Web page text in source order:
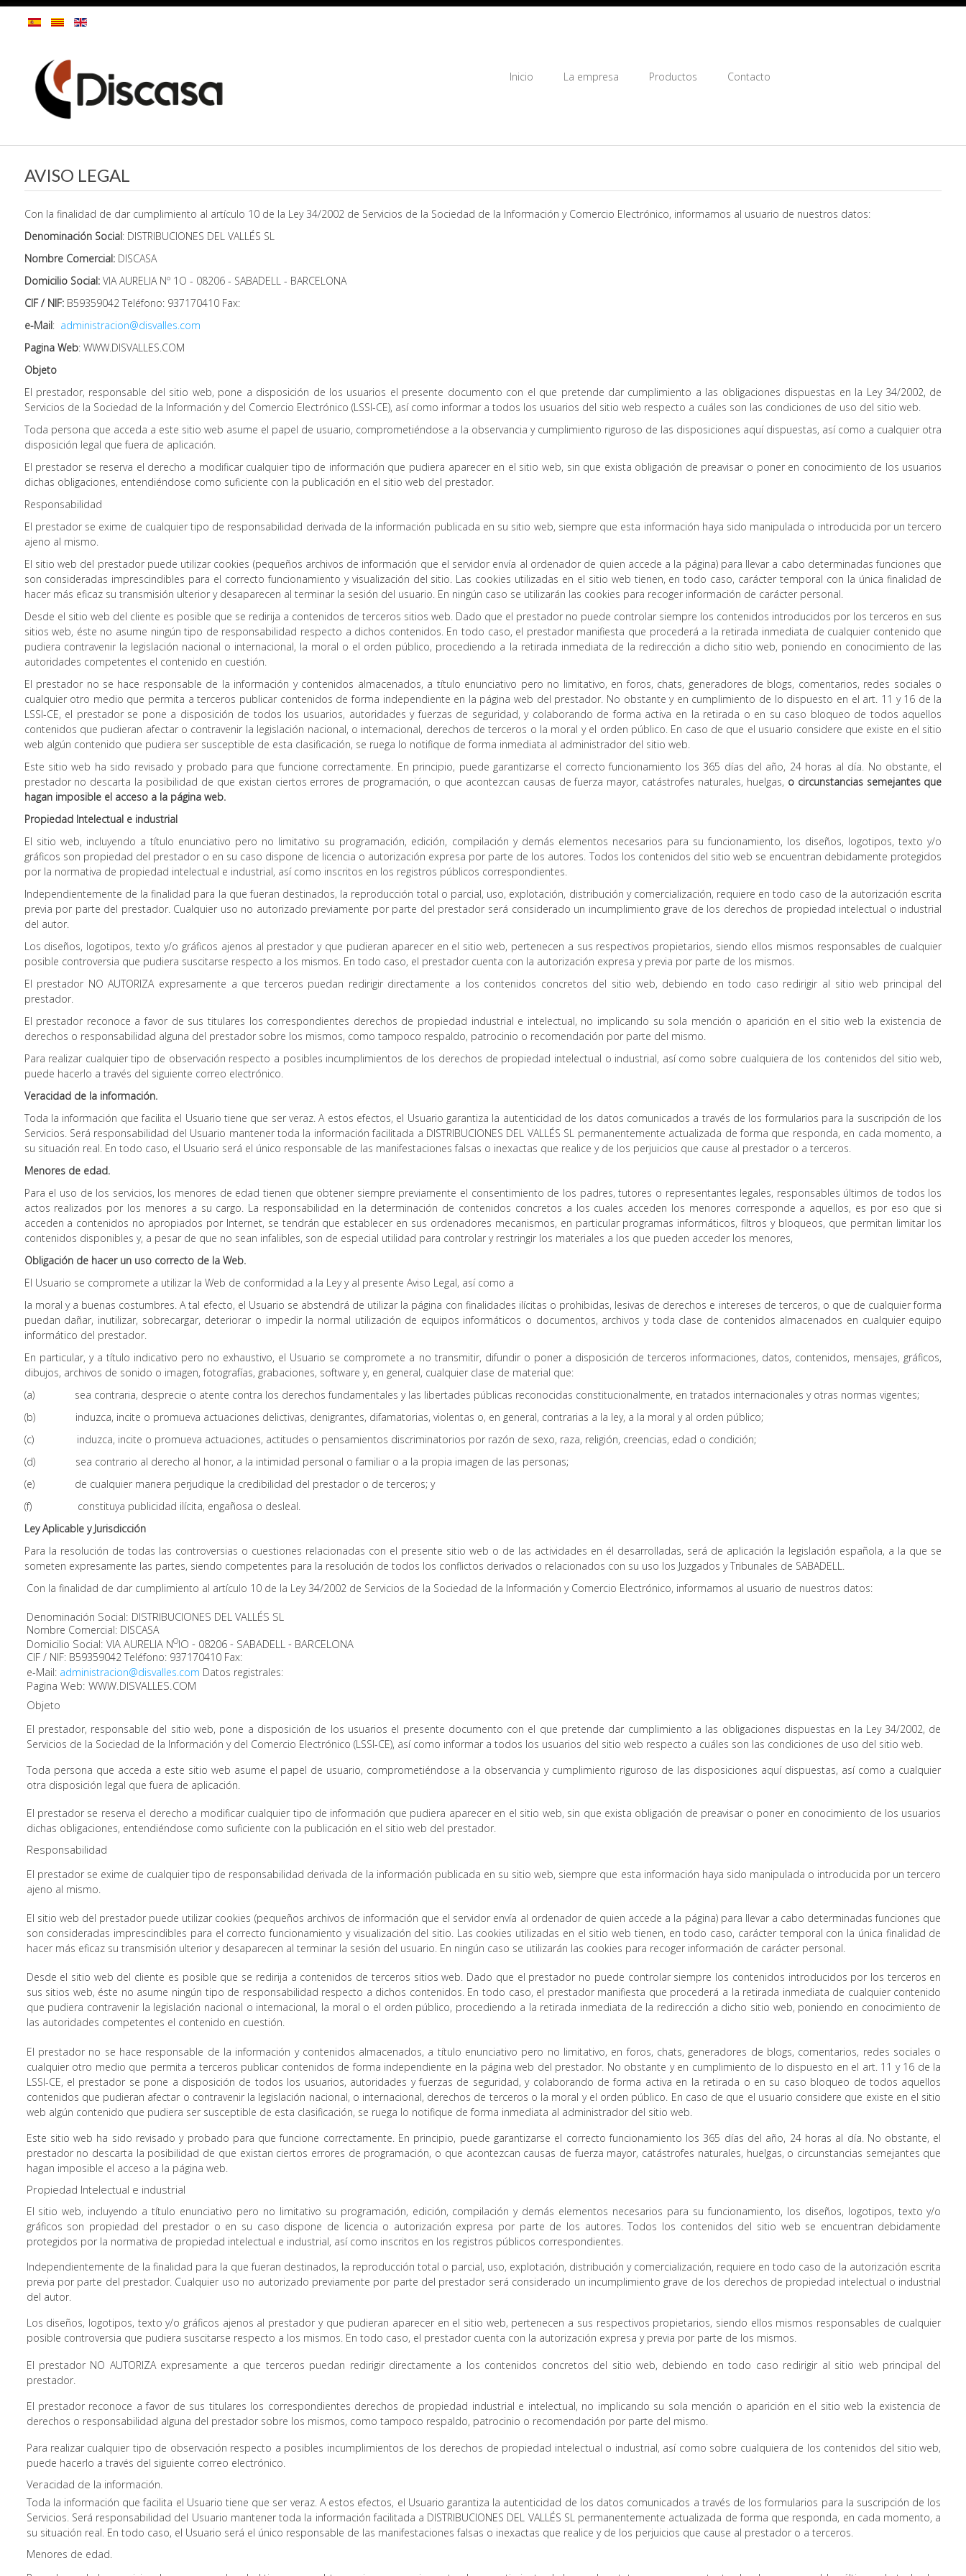
Inicio La empresa Productos Contacto
AVISO LEGAL
Con la finalidad de dar cumplimiento al artículo 10 de la Ley 34/2002 de Servicios de la Sociedad de la Información y Comercio Electrónico, informamos al usuario de nuestros datos:
Denominación Social: DISTRIBUCIONES DEL VALLÉS SL
Nombre Comercial:DISCASA
Domicilio Social:VIA AURELIA Nº 1O - 08206 - SABADELL - BARCELONA
CIF / NIF:B59359042 Teléfono: 937170410 Fax:
e-Mail: administracion@disvalles.com
Pagina Web: WWW.DISVALLES.COM
Objeto
El prestador, responsable del sitio web, pone a disposición de los usuarios el presente documento con el que pretende dar cumplimiento a las obligaciones dispuestas en la Ley 34/2002, de
Servicios de la Sociedad de la Información y del Comercio Electrónico (LSSI-CE), así como informar a todos los usuarios del sitio web respecto a cuáles son las condiciones de uso del sitio web.
Toda persona que acceda a este sitio web asume el papel de usuario, comprometiéndose a la observancia y cumplimiento riguroso de las disposiciones aquí dispuestas, así como a cualquier otra
disposición legal que fuera de aplicación.
El prestador se reserva el derecho a modificar cualquier tipo de información que pudiera aparecer en el sitio web, sin que exista obligación de preavisar o poner en conocimiento de los usuarios
dichas obligaciones, entendiéndose como suficiente con la publicación en el sitio web del prestador.
Responsabilidad
El prestador se exime de cualquier tipo de responsabilidad derivada de la información publicada en su sitio web, siempre que esta información haya sido manipulada o introducida por un tercero
ajeno al mismo.
El sitio web del prestador puede utilizar cookies (pequeños archivos de información que el servidor envía al ordenador de quien accede a la página) para llevar a cabo determinadas funciones que
son consideradas imprescindibles para el correcto funcionamiento y visualización del sitio. Las cookies utilizadas en el sitio web tienen, en todo caso, carácter temporal con la única finalidad de
hacer más eficaz su transmisión ulterior y desaparecen al terminar la sesión del usuario. En ningún caso se utilizarán las cookies para recoger información de carácter personal.
Desde el sitio web del cliente es posible que se redirija a contenidos de terceros sitios web. Dado que el prestador no puede controlar siempre los contenidos introducidos por los terceros en sus
sitios web, éste no asume ningún tipo de responsabilidad respecto a dichos contenidos. En todo caso, el prestador manifiesta que procederá a la retirada inmediata de cualquier contenido que
pudiera contravenir la legislación nacional o internacional, la moral o el orden público, procediendo a la retirada inmediata de la redirección a dicho sitio web, poniendo en conocimiento de las
autoridades competentes el contenido en cuestión.
El prestador no se hace responsable de la información y contenidos almacenados, a título enunciativo pero no limitativo, en foros, chats, generadores de blogs, comentarios, redes sociales o
cualquier otro medio que permita a terceros publicar contenidos de forma independiente en la página web del prestador. No obstante y en cumplimiento de lo dispuesto en el art. 11 y 16 de la
LSSI-CE, el prestador se pone a disposición de todos los usuarios, autoridades y fuerzas de seguridad, y colaborando de forma activa en la retirada o en su caso bloqueo de todos aquellos
contenidos que pudieran afectar o contravenir la legislación nacional, o internacional, derechos de terceros o la moral y el orden público. En caso de que el usuario considere que existe en el sitio
web algún contenido que pudiera ser susceptible de esta clasificación, se ruega lo notifique de forma inmediata al administrador del sitio web.
Este sitio web ha sido revisado y probado para que funcione correctamente. En principio, puede garantizarse el correcto funcionamiento los 365 días del año, 24 horas al día. No obstante, el
prestador no descarta la posibilidad de que existan ciertos errores de programación, o que acontezcan causas de fuerza mayor, catástrofes naturales, huelgas, o circunstancias semejantes que
hagan imposible el acceso a la página web.
Propiedad Intelectual e industrial
El sitio web, incluyendo a título enunciativo pero no limitativo su programación, edición, compilación y demás elementos necesarios para su funcionamiento, los diseños, logotipos, texto y/o
gráficos son propiedad del prestador o en su caso dispone de licencia o autorización expresa por parte de los autores. Todos los contenidos del sitio web se encuentran debidamente protegidos
por la normativa de propiedad intelectual e industrial, así como inscritos en los registros públicos correspondientes.
Independientemente de la finalidad para la que fueran destinados, la reproducción total o parcial, uso, explotación, distribución y comercialización, requiere en todo caso de la autorización escrita
previa por parte del prestador. Cualquier uso no autorizado previamente por parte del prestador será considerado un incumplimiento grave de los derechos de propiedad intelectual o industrial
del autor.
Los diseños, logotipos, texto y/o gráficos ajenos al prestador y que pudieran aparecer en el sitio web, pertenecen a sus respectivos propietarios, siendo ellos mismos responsables de cualquier
posible controversia que pudiera suscitarse respecto a los mismos. En todo caso, el prestador cuenta con la autorización expresa y previa por parte de los mismos.
El prestador NO AUTORIZA expresamente a que terceros puedan redirigir directamente a los contenidos concretos del sitio web, debiendo en todo caso redirigir al sitio web principal del
prestador.
El prestador reconoce a favor de sus titulares los correspondientes derechos de propiedad industrial e intelectual, no implicando su sola mención o aparición en el sitio web la existencia de
derechos o responsabilidad alguna del prestador sobre los mismos, como tampoco respaldo, patrocinio o recomendación por parte del mismo.
Para realizar cualquier tipo de observación respecto a posibles incumplimientos de los derechos de propiedad intelectual o industrial, así como sobre cualquiera de los contenidos del sitio web,
puede hacerlo a través del siguiente correo electrónico.
Veracidad de la información.
Toda la información que facilita el Usuario tiene que ser veraz. A estos efectos, el Usuario garantiza la autenticidad de los datos comunicados a través de los formularios para la suscripción de los
Servicios. Será responsabilidad del Usuario mantener toda la información facilitada a DISTRIBUCIONES DEL VALLÉS SL permanentemente actualizada de forma que responda, en cada momento, a
su situación real. En todo caso, el Usuario será el único responsable de las manifestaciones falsas o inexactas que realice y de los perjuicios que cause al prestador o a terceros.
Menores de edad.
Para el uso de los servicios, los menores de edad tienen que obtener siempre previamente el consentimiento de los padres, tutores o representantes legales, responsables últimos de todos los
actos realizados por los menores a su cargo. La responsabilidad en la determinación de contenidos concretos a los cuales acceden los menores corresponde a aquellos, es por eso que si
acceden a contenidos no apropiados por Internet, se tendrán que establecer en sus ordenadores mecanismos, en particular programas informáticos, filtros y bloqueos, que permitan limitar los
contenidos disponibles y, a pesar de que no sean infalibles, son de especial utilidad para controlar y restringir los materiales a los que pueden acceder los menores,
Obligación de hacer un uso correcto de la Web.
El Usuario se compromete a utilizar la Web de conformidad a la Ley y al presente Aviso Legal, así como a
la moral y a buenas costumbres. A tal efecto, el Usuario se abstendrá de utilizar la página con finalidades ilícitas o prohibidas, lesivas de derechos e intereses de terceros, o que de cualquier forma
puedan dañar, inutilizar, sobrecargar, deteriorar o impedir la normal utilización de equipos informáticos o documentos, archivos y toda clase de contenidos almacenados en cualquier equipo
informático del prestador.
En particular, y a título indicativo pero no exhaustivo, el Usuario se compromete a no transmitir, difundir o poner a disposición de terceros informaciones, datos, contenidos, mensajes, gráficos,
dibujos, archivos de sonido o imagen, fotografías, grabaciones, software y, en general, cualquier clase de material que:
(a) sea contraria, desprecie o atente contra los derechos fundamentales y las libertades públicas reconocidas constitucionalmente, en tratados internacionales y otras normas vigentes;
(b) induzca, incite o promueva actuaciones delictivas, denigrantes, difamatorias, violentas o, en general, contrarias a la ley, a la moral y al orden público;
(c) induzca, incite o promueva actuaciones, actitudes o pensamientos discriminatorios por razón de sexo, raza, religión, creencias, edad o condición;
(d) sea contrario al derecho al honor, a la intimidad personal o familiar o a la propia imagen de las personas;
(e) de cualquier manera perjudique la credibilidad del prestador o de terceros; y
(f) constituya publicidad ilícita, engañosa o desleal.
Ley Aplicable y Jurisdicción
Para la resolución de todas las controversias o cuestiones relacionadas con el presente sitio web o de las actividades en él desarrolladas, será de aplicación la legislación española, a la que se
someten expresamente las partes, siendo competentes para la resolución de todos los conflictos derivados o relacionados con su uso los Juzgados y Tribunales de SABADELL.
Con la finalidad de dar cumplimiento al artículo 10 de la Ley 34/2002 de Servicios de la Sociedad de la Información y Comercio Electrónico, informamos al usuario de nuestros datos:
Denominación Social: DISTRIBUCIONES DEL VALLÉS SL
Nombre Comercial: DISCASA
Domicilio Social: VIA AURELIA NOIO - 08206 - SABADELL - BARCELONA
CIF / NIF: B59359042 Teléfono: 937170410 Fax:
e-Mail: administracion@disvalles.com Datos registrales:
Pagina Web: WWW.DISVALLES.COM
Objeto
El prestador, responsable del sitio web, pone a disposición de los usuarios el presente documento con el que pretende dar cumplimiento a las obligaciones dispuestas en la Ley 34/2002, de
Servicios de la Sociedad de la Información y del Comercio Electrónico (LSSI-CE), así como informar a todos los usuarios del sitio web respecto a cuáles son las condiciones de uso del sitio web.
Toda persona que acceda a este sitio web asume el papel de usuario, comprometiéndose a la observancia y cumplimiento riguroso de las disposiciones aquí dispuestas, así como a cualquier
otra disposición legal que fuera de aplicación.
El prestador se reserva el derecho a modificar cualquier tipo de información que pudiera aparecer en el sitio web, sin que exista obligación de preavisar o poner en conocimiento de los usuarios
dichas obligaciones, entendiéndose como suficiente con la publicación en el sitio web del prestador.
Responsabilidad
El prestador se exime de cualquier tipo de responsabilidad derivada de la información publicada en su sitio web, siempre que esta información haya sido manipulada o introducida por un tercero
ajeno al mismo.
El sitio web del prestador puede utilizar cookies (pequeños archivos de información que el servidor envía al ordenador de quien accede a la página) para llevar a cabo determinadas funciones que
son consideradas imprescindibles para el correcto funcionamiento y visualización del sitio. Las cookies utilizadas en el sitio web tienen, en todo caso, carácter temporal con la única finalidad de
hacer más eficaz su transmisión ulterior y desaparecen al terminar la sesión del usuario. En ningún caso se utilizarán las cookies para recoger información de carácter personal.
Desde el sitio web del cliente es posible que se redirija a contenidos de terceros sitios web. Dado que el prestador no puede controlar siempre los contenidos introducidos por los terceros en
sus sitios web, éste no asume ningún tipo de responsabilidad respecto a dichos contenidos. En todo caso, el prestador manifiesta que procederá a la retirada inmediata de cualquier contenido
que pudiera contravenir la legislación nacional o internacional, la moral o el orden público, procediendo a la retirada inmediata de la redirección a dicho sitio web, poniendo en conocimiento de
las autoridades competentes el contenido en cuestión.
El prestador no se hace responsable de la información y contenidos almacenados, a título enunciativo pero no limitativo, en foros, chats, generadores de blogs, comentarios, redes sociales o
cualquier otro medio que permita a terceros publicar contenidos de forma independiente en la página web del prestador. No obstante y en cumplimiento de lo dispuesto en el art. 11 y 16 de la
LSSI-CE, el prestador se pone a disposición de todos los usuarios, autoridades y fuerzas de seguridad, y colaborando de forma activa en la retirada o en su caso bloqueo de todos aquellos
contenidos que pudieran afectar o contravenir la legislación nacional, o internacional, derechos de terceros o la moral y el orden público. En caso de que el usuario considere que existe en el sitio
web algún contenido que pudiera ser susceptible de esta clasificación, se ruega lo notifique de forma inmediata al administrador del sitio web.
Este sitio web ha sido revisado y probado para que funcione correctamente. En principio, puede garantizarse el correcto funcionamiento los 365 días del año, 24 horas al día. No obstante, el
prestador no descarta la posibilidad de que existan ciertos errores de programación, o que acontezcan causas de fuerza mayor, catástrofes naturales, huelgas, o circunstancias semejantes que
hagan imposible el acceso a la página web.
Propiedad Intelectual e industrial
El sitio web, incluyendo a título enunciativo pero no limitativo su programación, edición, compilación y demás elementos necesarios para su funcionamiento, los diseños, logotipos, texto y/o
gráficos son propiedad del prestador o en su caso dispone de licencia o autorización expresa por parte de los autores. Todos los contenidos del sitio web se encuentran debidamente
protegidos por la normativa de propiedad intelectual e industrial, así como inscritos en los registros públicos correspondientes.
Independientemente de la finalidad para la que fueran destinados, la reproducción total o parcial, uso, explotación, distribución y comercialización, requiere en todo caso de la autorización escrita
previa por parte del prestador. Cualquier uso no autorizado previamente por parte del prestador será considerado un incumplimiento grave de los derechos de propiedad intelectual o industrial
del autor.
Los diseños, logotipos, texto y/o gráficos ajenos al prestador y que pudieran aparecer en el sitio web, pertenecen a sus respectivos propietarios, siendo ellos mismos responsables de cualquier
posible controversia que pudiera suscitarse respecto a los mismos. En todo caso, el prestador cuenta con la autorización expresa y previa por parte de los mismos.
El prestador NO AUTORIZA expresamente a que terceros puedan redirigir directamente a los contenidos concretos del sitio web, debiendo en todo caso redirigir al sitio web principal del
prestador.
El prestador reconoce a favor de sus titulares los correspondientes derechos de propiedad industrial e intelectual, no implicando su sola mención o aparición en el sitio web la existencia de
derechos o responsabilidad alguna del prestador sobre los mismos, como tampoco respaldo, patrocinio o recomendación por parte del mismo.
Para realizar cualquier tipo de observación respecto a posibles incumplimientos de los derechos de propiedad intelectual o industrial, así como sobre cualquiera de los contenidos del sitio web,
puede hacerlo a través del siguiente correo electrónico.
Veracidad de la información.
Toda la información que facilita el Usuario tiene que ser veraz. A estos efectos, el Usuario garantiza la autenticidad de los datos comunicados a través de los formularios para la suscripción de los
Servicios. Será responsabilidad del Usuario mantener toda la información facilitada a DISTRIBUCIONES DEL VALLÉS SL permanentemente actualizada de forma que responda, en cada momento, a
su situación real. En todo caso, el Usuario será el único responsable de las manifestaciones falsas o inexactas que realice y de los perjuicios que cause al prestador o a terceros.
Menores de edad.